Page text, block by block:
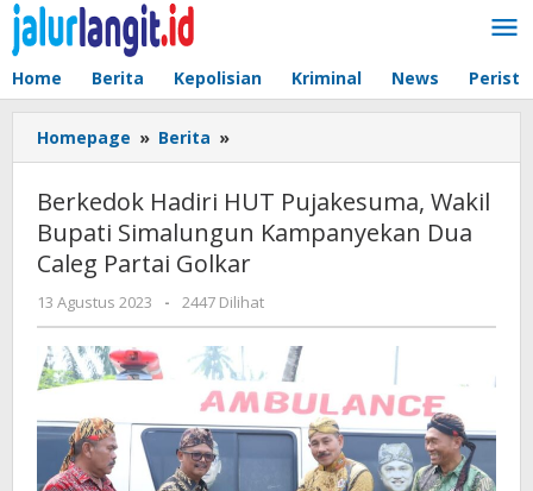
Lewati
konten
Home Berita Kepolisian Kriminal News
Homepage » Berita »
Hadiri
Pujakesuma,
Wakil
Bupati
Kampanyekan
Dua
Caleg
Partai
Golkar
Berkedok Hadiri HUT Pujakesuma, Wakil
Bupati Simalungun Kampanyekan Dua
Caleg Partai Golkar
13 Agustus 2023
oleh
admin
- 2447 Dilihat